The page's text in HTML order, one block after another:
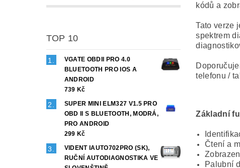
TOP 10
VGATE OBDII PRO 4.0
BLUETOOTH PRO IOS A
ANDROID
739 Kč
SUPER MINI ELM327 V1.5 PRO
OBD II S BLUETOOTH, MODRÁ,
PRO ANDROID
299 Kč
VIDENT IAUTO702PRO (SK),
RUČNÍ AUTODIAGNOSTIKA VE
kódů a
Tato verze
spektrem
telefonu /
Základní
Čtení a
Palubní